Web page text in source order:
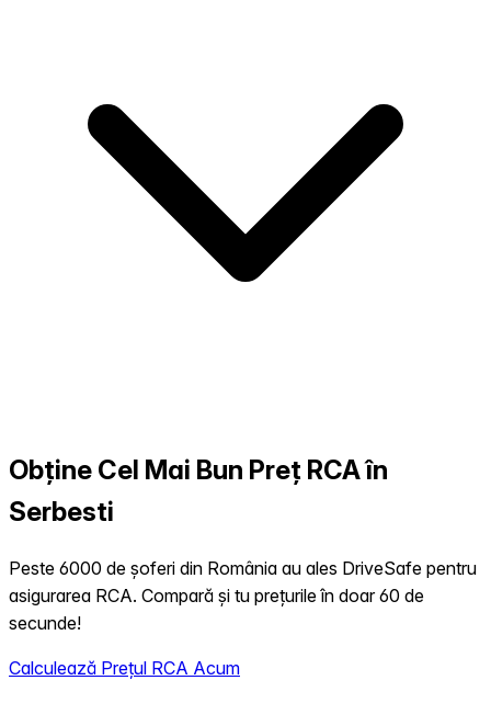
Obține Cel Mai Bun Preț RCA în
Serbesti
Peste 6000 de șoferi din România au ales DriveSafe pentru
asigurarea RCA. Compară și tu prețurile în doar 60 de
secunde!
Calculează Prețul RCA Acum